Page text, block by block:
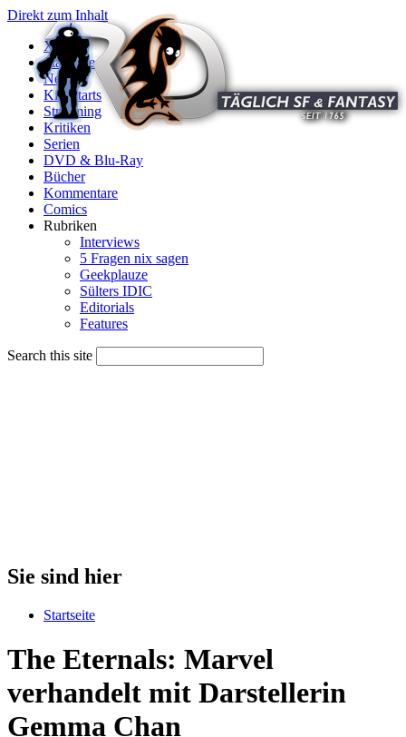
Direkt zum Inhalt
X
Startseite
News
Kinostarts
Streaming
Kritiken
Serien
DVD & Blu-Ray
Bücher
Kommentare
Comics
Rubriken
Interviews
5 Fragen nix sagen
Geekplauze
Sülters IDIC
Editorials
Features
Search this site
Sie sind hier
Startseite
The Eternals: Marvel
verhandelt mit Darstellerin
Gemma Chan